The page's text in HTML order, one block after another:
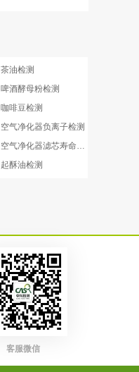
茶油检测
啤酒酵母粉检测
咖啡豆检测
空气净化器负离子检测
空气净化器滤芯寿命检测
起酥油检测
客服微信